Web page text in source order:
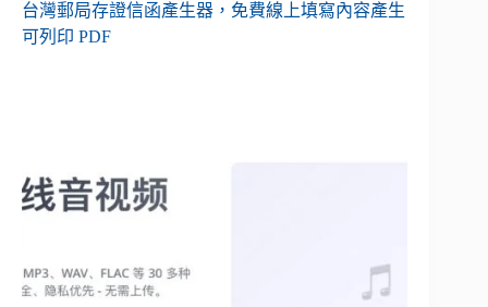
台灣郵局存證信函產生器，免費線上填寫內容產生
可列印 PDF